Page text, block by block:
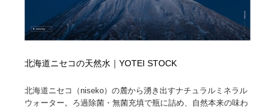
北海道ニセコの天然水｜YOTEI STOCK
北海道ニセコ（niseko）の麓から湧き出すナチュラルミネラル
ウォーター。ろ過除菌・無菌充填で瓶に詰め、自然本来の味わ